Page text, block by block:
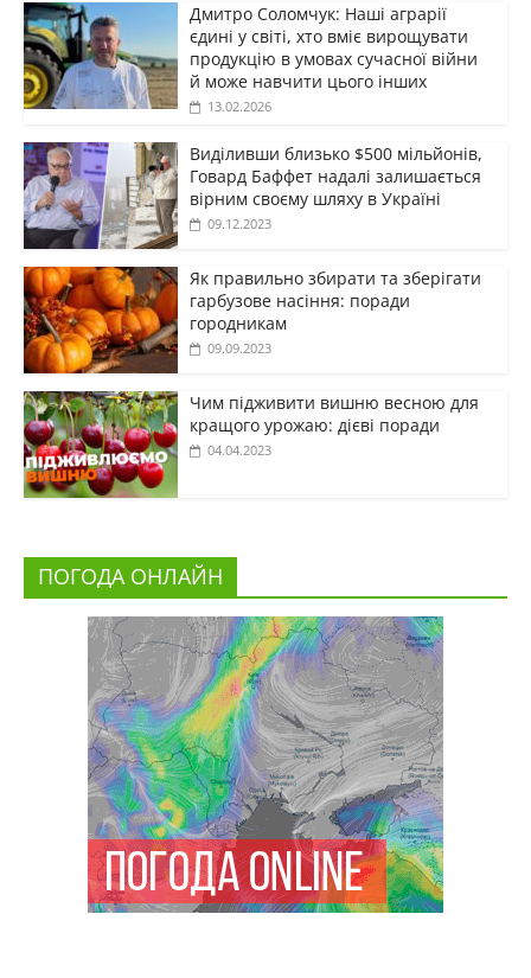
Дмитро Соломчук: Наші аграрії
єдині у світі, хто вміє вирощувати
продукцію в умовах сучасної війни
й може навчити цього інших
13.02.2026
Виділивши близько $500 мільйонів,
Говард Баффет надалі залишається
вірним своєму шляху в Україні
09.12.2023
Як правильно збирати та зберігати
гарбузове насіння: поради
городникам
09.09.2023
Чим підживити вишню весною для
кращого урожаю: дієві поради
04.04.2023
ПОГОДА ОНЛАЙН